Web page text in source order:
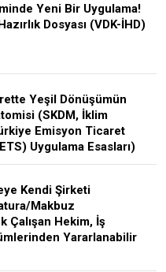
Yeni Bir Uygulama!
Dosyası (VDK-İHD)
Yeşil Dönüşümün
(SKDM, İklim
Emisyon Ticaret
Uygulama Esasları)
Kendi Şirketi
Makbuz
Çalışan Hekim, İş
Yararlanabilir